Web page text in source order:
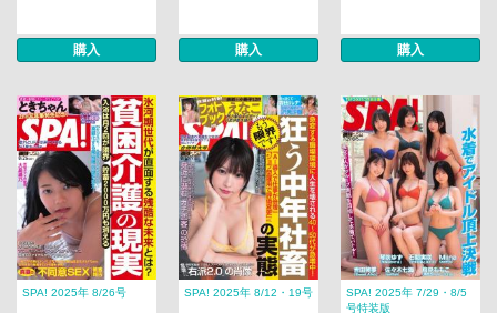
購入 購入 購入
SPA! 2025年 8/26号 SPA! 2025年 8/12・19号
SPA! 2025年 7/29・8/5
号特装版